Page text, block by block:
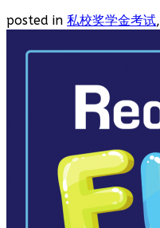
posted in 私校奖学金考试,